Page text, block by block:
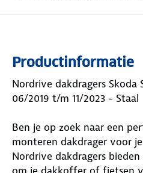
Productinformatie
Nordrive dakdragers Skoda
06/2019 t/m 11/2023 - Staal
Ben je op zoek naar een
monteren dakdrager voor je
Nordrive dakdragers